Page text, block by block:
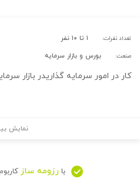
تعداد نفرات: ۱ تا ۱۰ نفر
صنعت: بورس و بازار سرمایه
کار در امور سرمایه گذاریدر بازار
نمایش
با رزومه ساز